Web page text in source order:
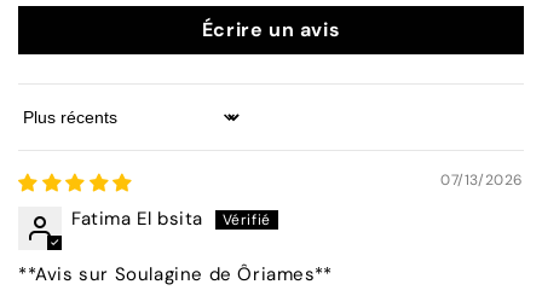
Écrire un avis
Sort by
07/13/2026
Fatima El bsita
**Avis sur Soulagine de Ôriames**